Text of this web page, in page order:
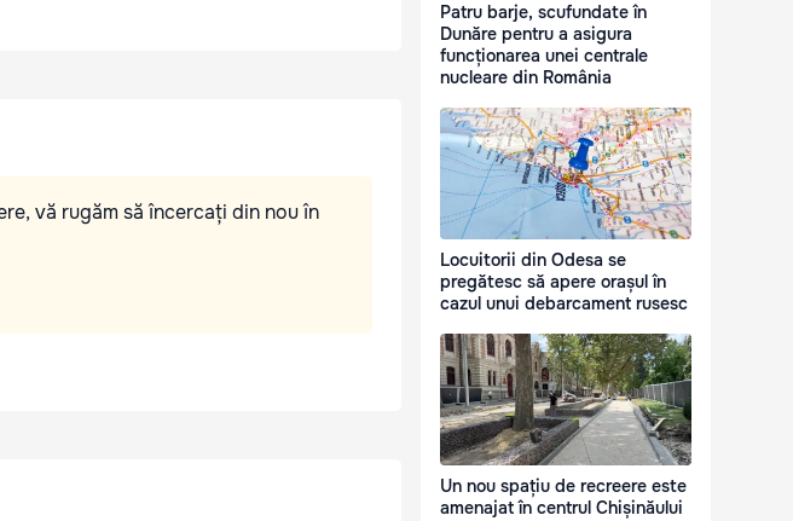
vă rugăm să încercați din nou în
Patru barje, scufundate în
Dunăre pentru a asigura
funcționarea unei centrale
nucleare din România
Locuitorii din Odesa se
pregătesc să apere orașul în
cazul unui debarcament rusesc
Un nou spațiu de recreere este
amenajat în centrul Chișinăului